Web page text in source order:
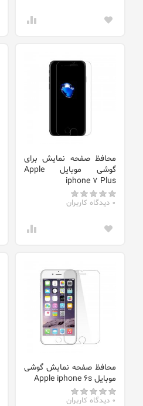
محافظ صفحه نمایش برای
گوشی موبایل Apple
iphone 7 Plus
0 دیدگاه کاربران
محافظ صفحه نمایش گوشی
موبایل Apple iphone 6s
0 دیدگاه کاربران